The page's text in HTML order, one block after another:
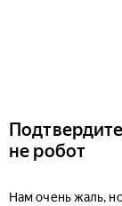
не робот
Нам очень жаль,